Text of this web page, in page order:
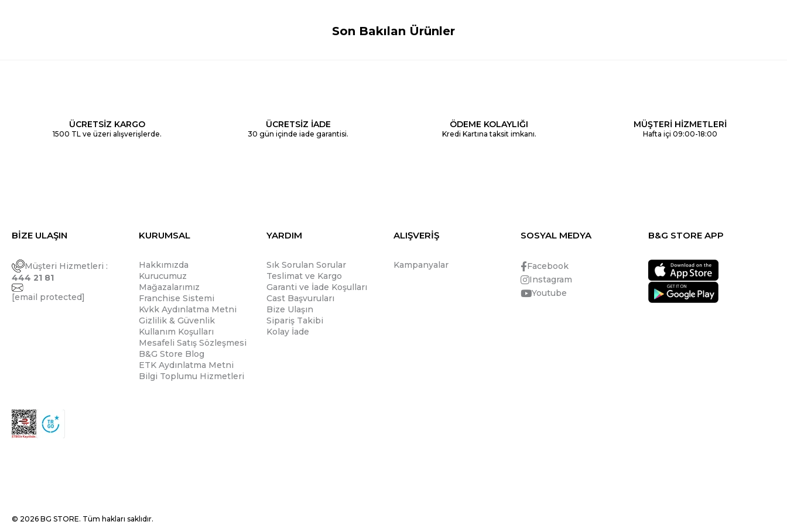
Son Bakılan Ürünler
ÜCRETSİZ KARGO
1500 TL ve üzeri alışverişlerde.
ÜCRETSİZ İADE
30 gün içinde iade garantisi.
ÖDEME KOLAYLIĞI
Kredi Kartına taksit imkanı.
MÜŞTERİ HİZMETLERİ
Hafta içi 09:00-18:00
BİZE ULAŞIN
Müşteri Hizmetleri :
444 21 81
[email protected]
KURUMSAL
Hakkımızda
Kurucumuz
Mağazalarımız
Franchise Sistemi
Kvkk Aydınlatma Metni
Gizlilik & Güvenlik
Kullanım Koşulları
Mesafeli Satış Sözleşmesi
B&G Store Blog
ETK Aydınlatma Metni
Bilgi Toplumu Hizmetleri
YARDIM
Sık Sorulan Sorular
Teslimat ve Kargo
Garanti ve İade Koşulları
Cast Başvuruları
Bize Ulaşın
Sipariş Takibi
Kolay İade
ALIŞVERİŞ
Kampanyalar
SOSYAL MEDYA
Facebook
Instagram
Youtube
B&G STORE APP
© 2026 BG STORE. Tüm hakları saklıdır.